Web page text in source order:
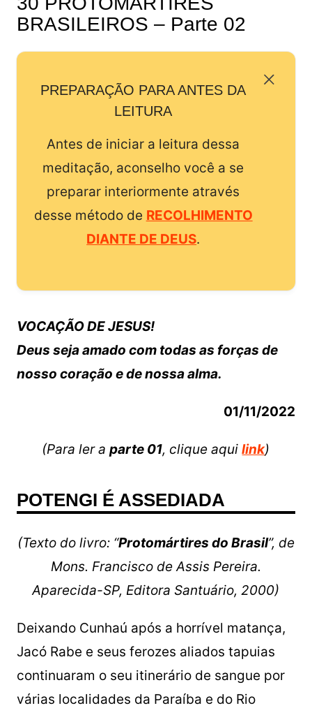
BRASILEIROS – Parte 02
PREPARAÇÃO PARA ANTES DA
LEITURA
Antes de iniciar a leitura dessa
meditação, aconselho você a se
preparar interiormente através
desse método de RECOLHIMENTO
DIANTE DE DEUS.
VOCAÇÃO DE JESUS!
Deus seja amado com todas as forças de
nosso coração e de nossa alma.
01/11/2022
(Para ler aparte 01, clique aquilink)
POTENGI É ASSEDIADA
(Texto do livro: “Protomártires do Brasil”, de
Mons. Francisco de Assis Pereira.
Aparecida-SP,Editora Santuário, 2000)
Deixando Cunhaú após a horrível matança,
Jacó Rabe e seus ferozes aliados tapuias
continuaram o seu itinerário de sangue por
várias localidades da Paraíba e do Rio